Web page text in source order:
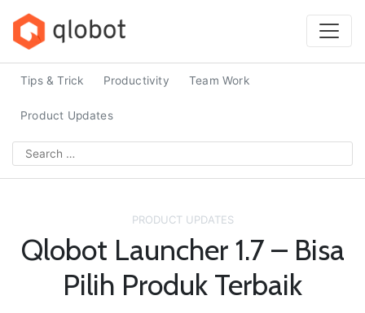
content
Tips & Trick Productivity Team Work
Product Updates
Search
for:
PRODUCT UPDATES
Qlobot Launcher 1.7 – Bisa
Pilih Produk Terbaik